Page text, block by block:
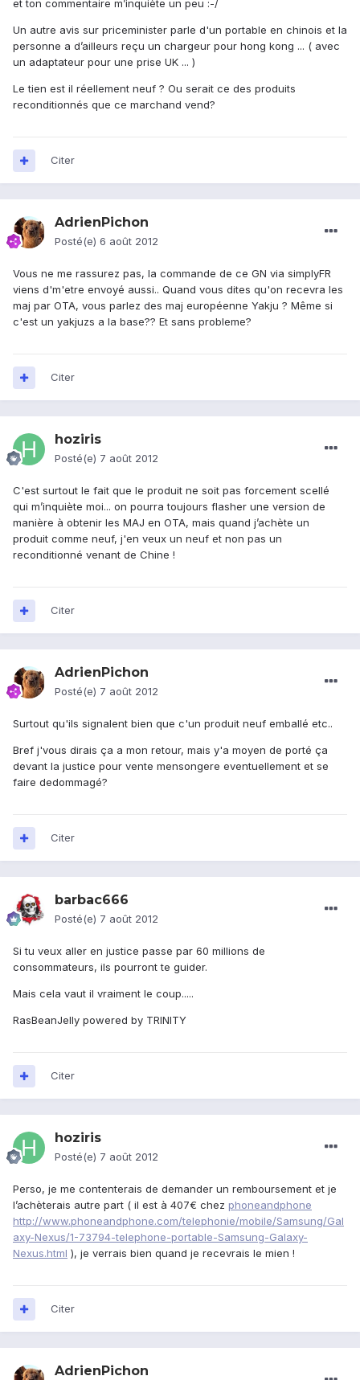
et ton commentaire m’inquiète un peu :-/
Un autre avis sur priceminister parle d'un portable en chinois et la
personne a d’ailleurs reçu un chargeur pour hong kong ... ( avec
un adaptateur pour une prise UK ... )
Le tien est il réellement neuf ? Ou serait ce des produits
reconditionnés que ce marchand vend?
Citer
AdrienPichon
Posté(e) 6 août 2012
Vous ne me rassurez pas, la commande de ce GN via simplyFR
viens d'm'etre envoyé aussi.. Quand vous dites qu'on recevra les
maj par OTA, vous parlez des maj européenne Yakju ? Même si
c'est un yakjuzs a la base?? Et sans probleme?
Citer
hoziris
Posté(e) 7 août 2012
C'est surtout le fait que le produit ne soit pas forcement scellé
qui m’inquiète moi... on pourra toujours flasher une version de
manière à obtenir les MAJ en OTA, mais quand j’achète un
produit comme neuf, j'en veux un neuf et non pas un
reconditionné venant de Chine !
Citer
AdrienPichon
Posté(e) 7 août 2012
Surtout qu'ils signalent bien que c'un produit neuf emballé etc..
Bref j'vous dirais ça a mon retour, mais y'a moyen de porté ça
devant la justice pour vente mensongere eventuellement et se
faire dedommagé?
Citer
barbac666
Posté(e) 7 août 2012
Si tu veux aller en justice passe par 60 millions de
consommateurs, ils pourront te guider.
Mais cela vaut il vraiment le coup.....
RasBeanJelly powered by TRINITY
Citer
hoziris
Posté(e) 7 août 2012
Perso, je me contenterais de demander un remboursement et je
l’achèterais autre part ( il est à 407€ chez phoneandphone
http://www.phoneandphone.com/telephonie/mobile/Samsung/Gal
axy-Nexus/1-73794-telephone-portable-Samsung-Galaxy-
Nexus.html ), je verrais bien quand je recevrais le mien !
Citer
AdrienPichon